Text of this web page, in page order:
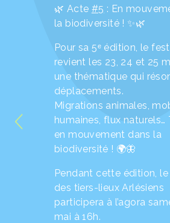
🌿 Acte #5 : En
la biodiversité ! ✨🌿
Pour sa 5ᵉ édition, le
revient les 23, 24 et 25
une thématique qui
déplacements.
Migrations animales,
humaines, flux naturels…
en mouvement dans la
biodiversité ! 🌍🦋
Pendant cette édition,
des tiers-lieux Arlésiens
participera à l’agora
mai à 16h.